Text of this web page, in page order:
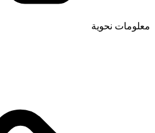
معلومات نحوية